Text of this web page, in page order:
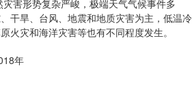
害形势复杂严峻，极端天气气候事件多
干旱、台风、地震和地质灾害为主，低温冷
火灾和海洋灾害等也有不同程度发生。